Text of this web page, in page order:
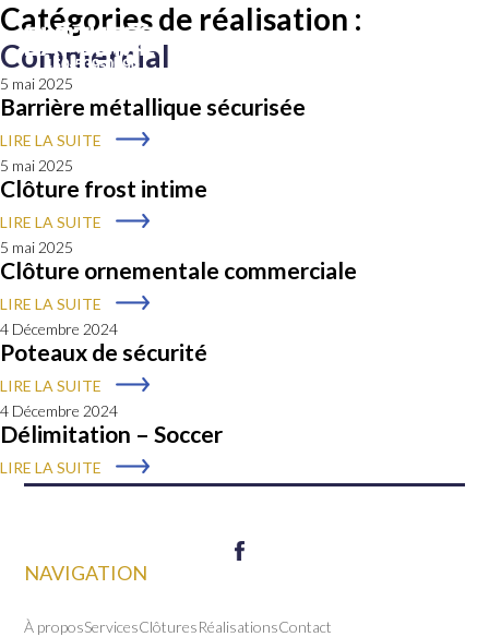
Catégories de réalisation :
Commercial
5 mai 2025
Barrière métallique sécurisée
LIRE LA SUITE
5 mai 2025
Clôture frost intime
LIRE LA SUITE
5 mai 2025
Clôture ornementale commerciale
LIRE LA SUITE
4 Décembre 2024
Poteaux de sécurité
LIRE LA SUITE
4 Décembre 2024
Délimitation – Soccer
LIRE LA SUITE
NAVIGATION
À proposServicesClôturesRéalisationsContact